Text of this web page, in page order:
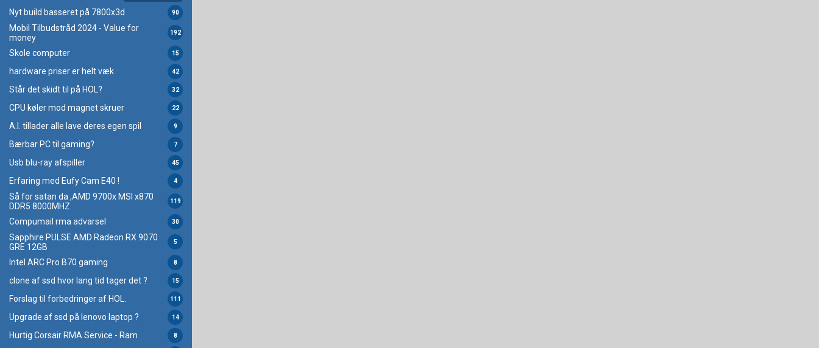
Nyt build basseret på 7800x3d 90
Mobil Tilbudstråd 2024 - Value for
money
192
Skole computer 15
hardware priser er helt væk 42
Står det skidt til på HOL? 32
CPU køler mod magnet skruer 22
A.I. tillader alle lave deres egen spil 9
Bærbar PC til gaming? 7
Usb blu-ray afspiller 45
Erfaring med Eufy Cam E40 ! 4
Så for satan da ,AMD 9700x MSI x870
DDR5 8000MHZ
119
Compumail rma advarsel 30
Sapphire PULSE AMD Radeon RX 9070
GRE 12GB
5
Intel ARC Pro B70 gaming 8
clone af ssd hvor lang tid tager det ? 15
Forslag til forbedringer af HOL. 111
Upgrade af ssd på lenovo laptop ? 14
Hurtig Corsair RMA Service - Ram 8